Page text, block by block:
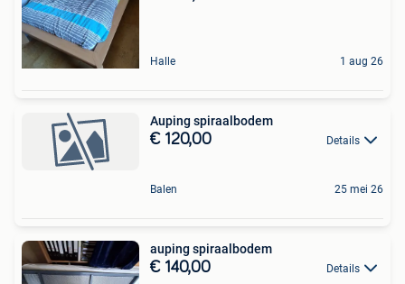
Halle 1 aug 26
Auping spiraalbodem
€ 120,00 Details
Balen 25 mei 26
auping spiraalbodem
€ 140,00 Details